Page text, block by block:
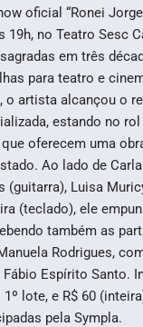
oficial “Ronei
19h, no Teatro Sesc
em três
para teatro e
o artista alcançou o
estando no
oferecem uma
Ao lado de
(guitarra), Luisa
(teclado), ele
também as
Rodrigues,
Espírito Santo.
lote, e R$ 60
pela Sympla.